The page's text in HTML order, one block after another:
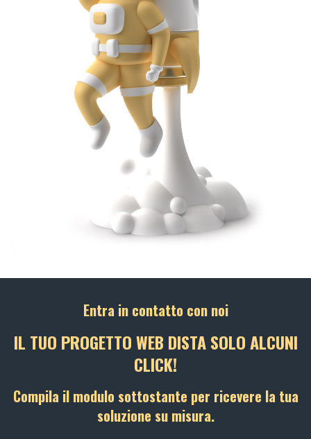
Entra in contatto con noi
IL TUO PROGETTO WEB DISTA SOLO ALCUNI
CLICK!
Compila il modulo sottostante per ricevere la tua
soluzione su misura.